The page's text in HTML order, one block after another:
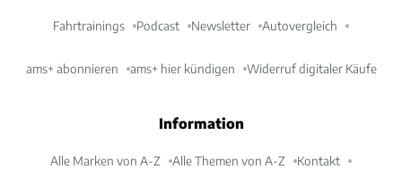
Fahrtrainings Podcast Newsletter Autovergleich
ams+ abonnieren ams+ hier kündigen Widerruf digitaler Käufe
Information
Alle Marken von A-Z Alle Themen von A-Z Kontakt